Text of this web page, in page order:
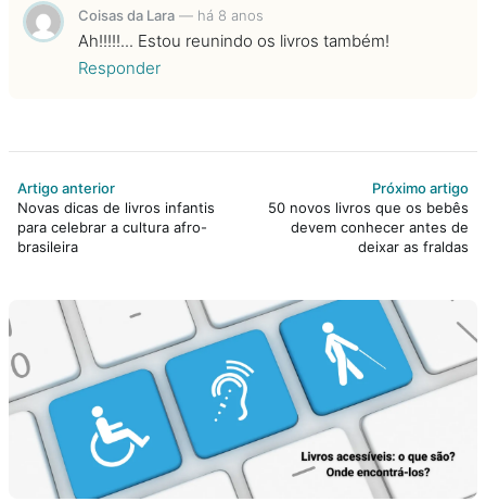
Coisas da Lara — há 8 anos
Ah!!!!!... Estou reunindo os livros também!
Responder
Artigo anterior
Novas dicas de livros infantis
para celebrar a cultura afro-
brasileira
Próximo artigo
50 novos livros que os bebês
devem conhecer antes de
deixar as fraldas